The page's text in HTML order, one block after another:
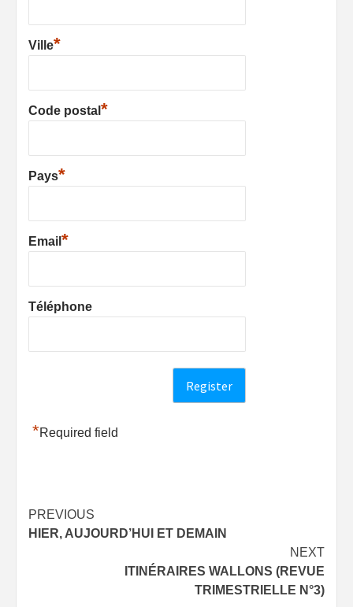
Ville*
Code postal *
Pays*
Email *
Téléphone
*Required field
Post
navigation
PREVIOUS
HIER, AUJOURD’HUI ET DEMAIN
NEXT
ITINÉRAIRES WALLONS (REVUE
TRIMESTRIELLE N°3)